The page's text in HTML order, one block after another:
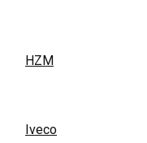
HZM
Iveco